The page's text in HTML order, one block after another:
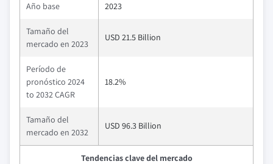
Año base 2023
Tamaño del
mercado en 2023
USD 21.5 Billion
Período de
pronóstico 2024
to 2032 CAGR
18.2%
Tamaño del
mercado en 2032
USD 96.3 Billion
Tendencias clave del mercado